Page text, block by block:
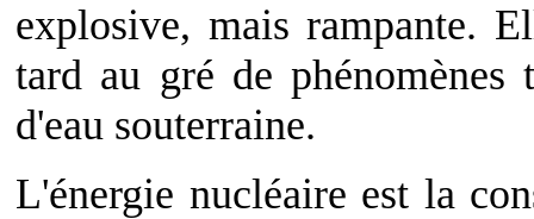
explosive, mais rampante.
tard au gré de phénomènes
d'eau souterraine.
L'énergie nucléaire est la